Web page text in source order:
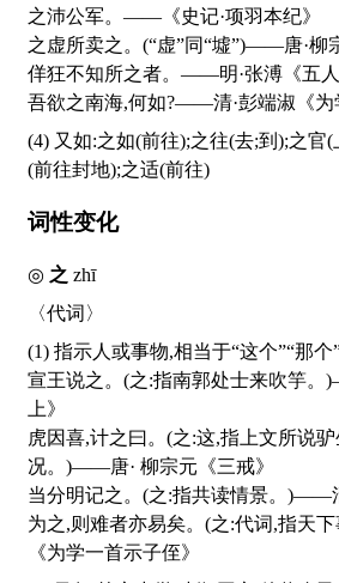
之沛公军。——《史记·项羽本纪》
之虚所卖之。(“虚”同“墟”)——唐·柳
佯狂不知所之者。——明·张溥《五人
吾欲之南海,何如?——清·彭端淑《为
(4) 又如:之如(前往);之往(去;到);之官(上任;前往任所);之国
(前往封地);之适(前往)
词性变化
之 zhī
〈代词〉
(1) 指示人或事物,相当于“这个”“那个
宣王说之。(之:指南郭处士来吹竽
上》
虎因喜,计之曰。(之:这,指上文所说
况。)——唐· 柳宗元《三戒》
当分明记之。(之:指共读情景。)——
为之,则难者亦易矣。(之:代词,指天
《为学一首示子侄》